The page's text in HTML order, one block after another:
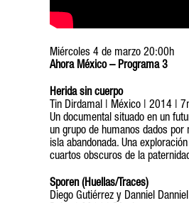
Miércoles 4 de marzo 20:00h
Ahora México – Programa 3
Herida sin cuerpo
Tin Dirdamal | México | 2014 |
Un documental situado en un
un grupo de humanos dados por
isla abandonada. Una
cuartos obscuros de la
Sporen (Huellas/Traces)
Diego Gutiérrez y Danniel